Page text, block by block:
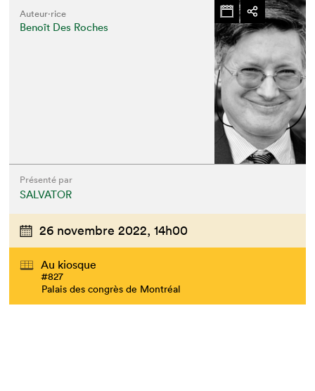
Auteur·rice
Benoît Des Roches
Présenté par
SALVATOR
26 novembre 2022, 14h00
Au kiosque
#827
Palais des congrès de Montréal